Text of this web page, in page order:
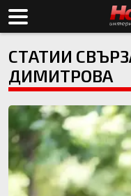
СТАТИИ
ДИМИТРОВА